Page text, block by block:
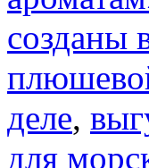
созданы
деле,
для